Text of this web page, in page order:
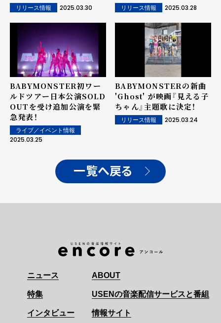
リリース情報 2025.03.30 リリース情報 2025.03.28
BABYMONSTER初ワー
ルドツアー日本公演SOLD
OUTを受け追加公演を緊
急発表！
ライブ／イベント情報
2025.03.25
BABYMONSTERの新曲
'Ghost' が映画『見える子
ちゃん』主題歌に決定！
リリース情報 2025.03.24
一覧へ戻る
ニュース
特集
インタビュー
ABOUT
USENの音楽配信サービスと番組
情報サイト